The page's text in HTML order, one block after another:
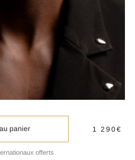
panier
offerts
1 290€